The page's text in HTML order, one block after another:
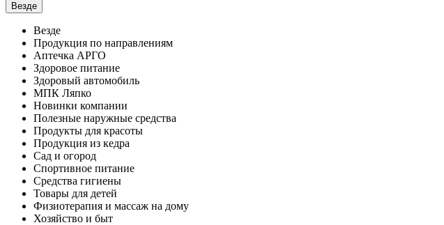
Везде
Везде
Продукция по направлениям
Аптечка АРГО
Здоровое питание
Здоровый автомобиль
МПК Ляпко
Новинки компании
Полезные наружные средства
Продукты для красоты
Продукция из кедра
Сад и огород
Спортивное питание
Средства гигиены
Товары для детей
Физиотерапия и массаж на дому
Хозяйство и быт